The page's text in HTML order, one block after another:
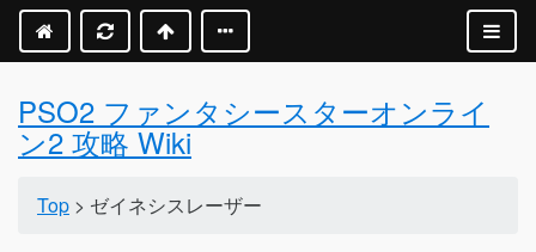
PSO2 ファンタシースターオンライ
ン2 攻略 Wiki
Top > ゼイネシスレーザー